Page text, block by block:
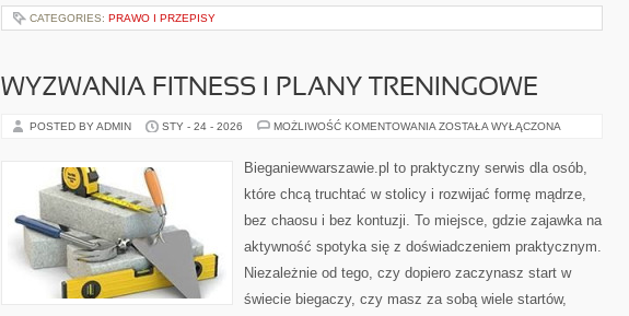
CATEGORIES: PRAWO I PRZEPISY
WYZWANIA FITNESS I PLANY TRENINGOWE
POSTED BY ADMIN STY - 24 - 2026 MOŻLIWOŚĆ KOMENTOWANIA WYZWANIA
PLANY
TRENINGOWE
ZOSTAŁA WYŁĄCZONA
Bieganiewwarszawie.pl to praktyczny serwis dla osób,
które chcą truchtać w stolicy i rozwijać formę mądrze,
bez chaosu i bez kontuzji. To miejsce, gdzie zajawka na
aktywność spotyka się z doświadczeniem praktycznym.
Niezależnie od tego, czy dopiero zaczynasz start w
świecie biegaczy, czy masz za sobą wiele startów,